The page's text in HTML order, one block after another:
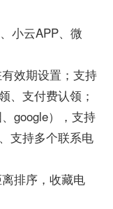
小云APP、微
效期设置；支持
、支付费认领；
google），支持
支持多个联系电
排序，收藏电